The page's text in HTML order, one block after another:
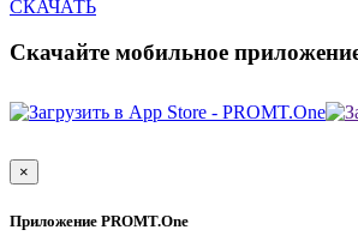
СКАЧАТЬ
Скачайте мобильное
×
Приложение PROMT.One